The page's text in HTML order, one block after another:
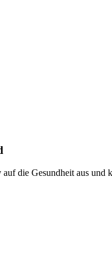
die Gesundheit aus und